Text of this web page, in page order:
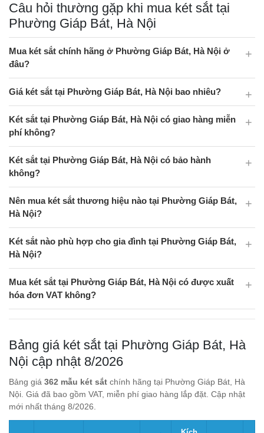
Câu hỏi thường gặp khi mua két sắt tại
Phường Giáp Bát, Hà Nội
Mua két sắt chính hãng ở Phường Giáp Bát, Hà Nội ở
đâu?
Giá két sắt tại Phường Giáp Bát, Hà Nội bao nhiêu?
Két sắt tại Phường Giáp Bát, Hà Nội có giao hàng miễn
phí không?
Két sắt tại Phường Giáp Bát, Hà Nội có bảo hành
không?
Nên mua két sắt thương hiệu nào tại Phường Giáp Bát,
Hà Nội?
Két sắt nào phù hợp cho gia đình tại Phường Giáp Bát,
Hà Nội?
Mua két sắt tại Phường Giáp Bát, Hà Nội có được xuất
hóa đơn VAT không?
Bảng giá két sắt tại Phường Giáp Bát, Hà
Nội cập nhật 8/2026
Bảng giá 362 mẫu két sắt chính hãng tại Phường Giáp Bát, Hà
Nội. Giá đã bao gồm VAT, miễn phí giao hàng lắp đặt. Cập nhật
mới nhất tháng 8/2026.